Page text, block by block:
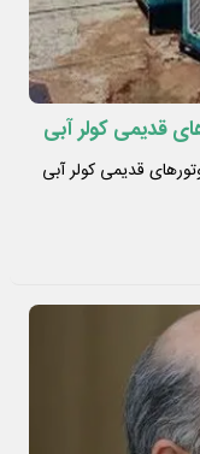
قدیمی کولر آبی
قدیمی کولر آبی